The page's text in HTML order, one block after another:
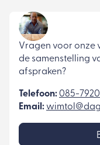
Vragen voor onze
de samenstelling
afspraken?
Telefoon:085-
Email: